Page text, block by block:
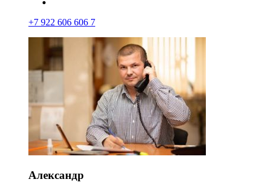
+7 922 606 606 7
Александр